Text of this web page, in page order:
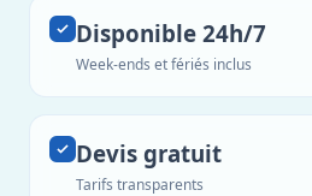
Disponible 24h/7
Week-ends et fériés inclus
Devis gratuit
Tarifs transparents